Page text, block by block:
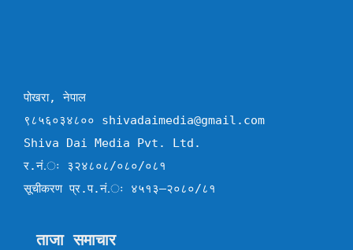
पोखरा, नेपाल
९८५६०३४८०० shivadaimedia@gmail.com
Shiva Dai Media Pvt. Ltd.
र.नं.ः ३२४८०८/०८०/०८१
सूचीकरण प्र.प.नं.ः ४५१३–२०८०/८१
ताजा समाचार